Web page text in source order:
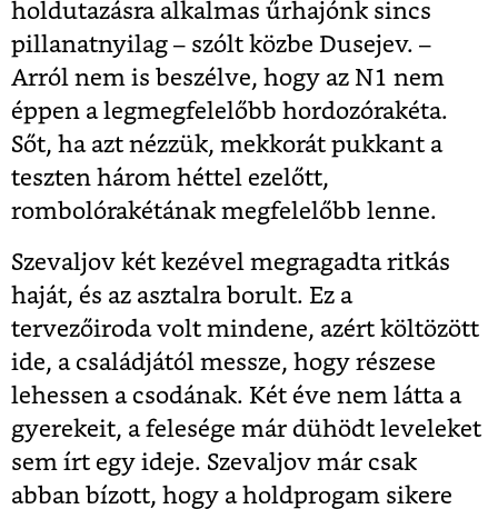
holdutazásra alkalmas űrhajónk sincs
pillanatnyilag – szólt közbe Dusejev. –
Arról nem is beszélve, hogy az N1 nem
éppen a legmegfelelőbb hordozórakéta.
Sőt, ha azt nézzük, mekkorát pukkant a
teszten három héttel ezelőtt,
rombolórakétának megfelelőbb lenne.
Szevaljov két kezével megragadta ritkás
haját, és az asztalra borult. Ez a
tervezőiroda volt mindene, azért költözött
ide, a családjától messze, hogy részese
lehessen a csodának. Két éve nem látta a
gyerekeit, a felesége már dühödt leveleket
sem írt egy ideje. Szevaljov már csak
abban bízott, hogy a holdprogam sikere